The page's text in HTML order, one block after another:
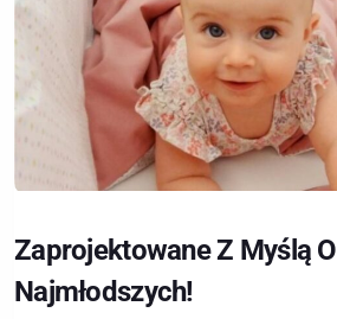
Zaprojektowane Z Myślą O
Najmłodszych!